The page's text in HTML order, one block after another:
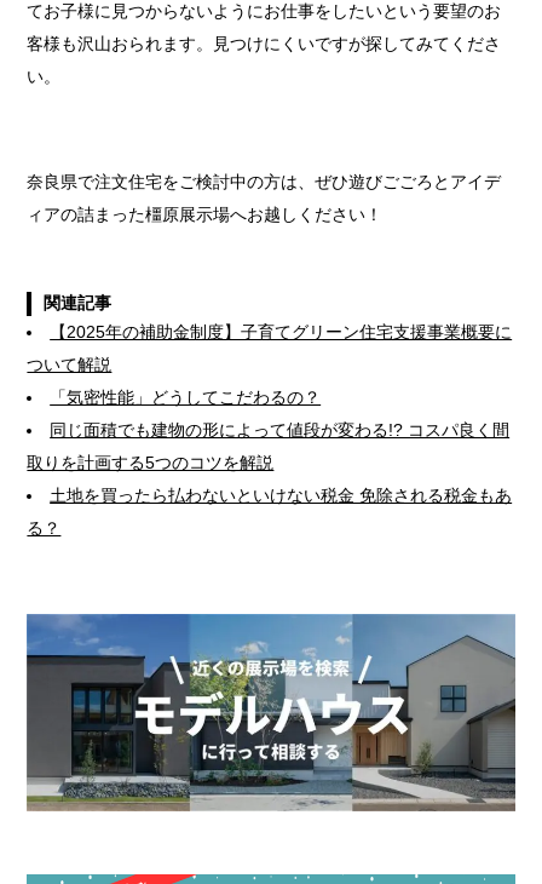
てお子様に見つからないようにお仕事をしたいという要望のお
客様も沢山おられます。見つけにくいですが探してみてくださ
い。
奈良県で注文住宅をご検討中の方は、ぜひ遊びごごろとアイデ
ィアの詰まった橿原展示場へお越しください！
関連記事
【2025年の補助金制度】子育てグリーン住宅支援事業概要に
ついて解説
「気密性能」どうしてこだわるの？
同じ面積でも建物の形によって値段が変わる!? コスパ良く間
取りを計画する5つのコツを解説
土地を買ったら払わないといけない税金 免除される税金もあ
る？